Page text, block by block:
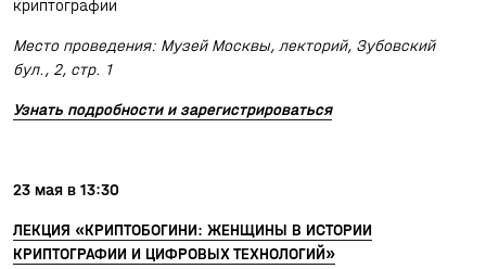
криптографии
Место проведения: Музей Москвы, лекторий, Зубовский
бул., 2, стр. 1
Узнать подробности и зарегистрироваться
23 мая в 13:30
ЛЕКЦИЯ «КРИПТОБОГИНИ: ЖЕНЩИНЫ В ИСТОРИИ
КРИПТОГРАФИИ И ЦИФРОВЫХ ТЕХНОЛОГИЙ»